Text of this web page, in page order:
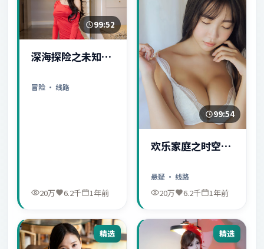
99:52
深海探险之未知世
冒险 · 线路
20万 6.2千 1年前
99:54
欢乐家庭之时空守
悬疑 · 线路
20万 6.2千 1年前
精选 精选